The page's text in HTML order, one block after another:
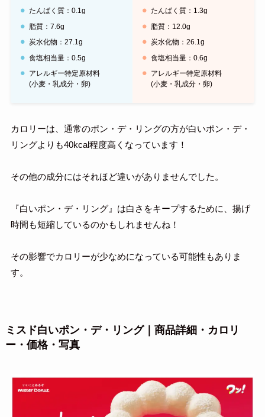
たんぱく質：0.1g
脂質：7.6g
炭水化物：27.1g
食塩相当量：0.5g
アレルギー特定原材料
(小麦・乳成分・卵)
たんぱく質：1.3g
脂質：12.0g
炭水化物：26.1g
食塩相当量：0.6g
アレルギー特定原材料
(小麦・乳成分・卵)
カロリーは、通常のポン・デ・リングの方が白いポン・デ・
リングよりも40kcal程度高くなっています！
その他の成分にはそれほど違いがありませんでした。
『白いポン・デ・リング』は白さをキープするために、揚げ
時間も短縮しているのかもしれませんね！
その影響でカロリーが少なめになっている可能性もありま
す。
ミスド白いポン・デ・リング｜商品詳細・カロリ
ー・価格・写真